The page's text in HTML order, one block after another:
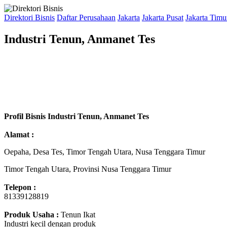
Direktori Bisnis Daftar Perusahaan Jakarta Jakarta Pusat Jakarta
Industri Tenun, Anmanet Tes
Profil Bisnis Industri Tenun, Anmanet Tes
Alamat :
Oepaha, Desa Tes, Timor Tengah Utara, Nusa Tenggara Timur
Timor Tengah Utara, Provinsi Nusa Tenggara Timur
Telepon :
81339128819
Produk Usaha : Tenun Ikat
Industri kecil dengan produk